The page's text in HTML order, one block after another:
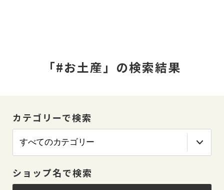
「#お土産」の検索結果
カテゴリーで検索
ショップ名で検索